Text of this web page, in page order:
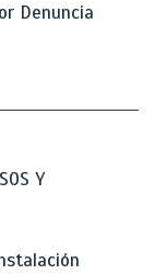
Denuncia
Y